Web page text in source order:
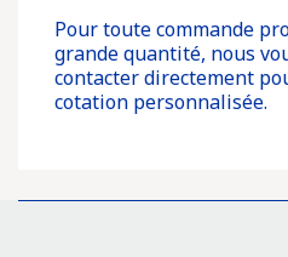
Pour toute commande
grande quantité, nous
contacter directement
cotation personnalisée.